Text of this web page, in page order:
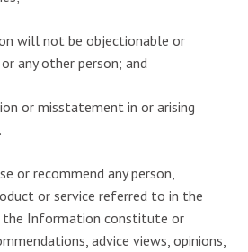
will not be objectionable or
any other person; and
or misstatement in or arising
or recommend any person,
or service referred to in the
the Information constitute or
advice views, opinions,